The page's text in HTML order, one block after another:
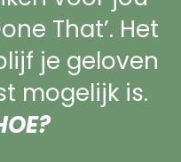
That’. Het
je geloven
mogelijk is.